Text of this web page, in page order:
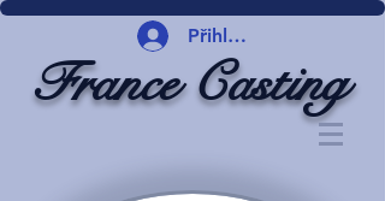
Přihlásit se
France Casting